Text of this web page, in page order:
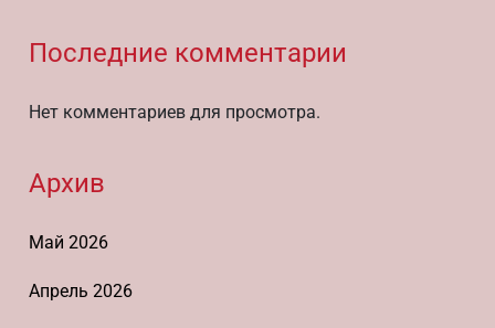
Последние комментарии
Нет комментариев для просмотра.
Архив
Май 2026
Апрель 2026